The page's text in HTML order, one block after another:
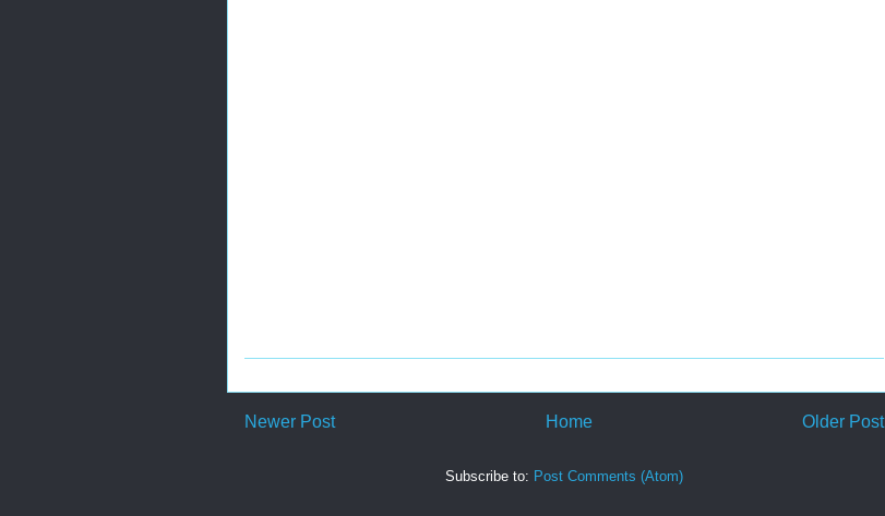
Newer Post Older Post
Home
Subscribe to: Post Comments (Atom)